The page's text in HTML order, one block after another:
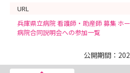
URL
兵庫県立病院 看護師・助産師 募集 ホ
病院合同説明会への参加一覧
公開期間：